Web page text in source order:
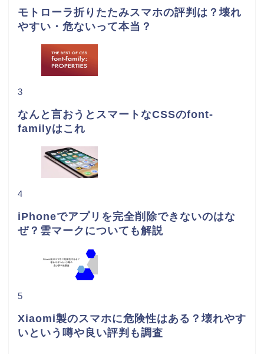
モトローラ折りたたみスマホの評判は？壊れ
やすい・危ないって本当？
3
なんと言おうとスマートなCSSのfont-
familyはこれ
4
iPhoneでアプリを完全削除できないのはな
ぜ？雲マークについても解説
5
Xiaomi製のスマホに危険性はある？壊れやす
いという噂や良い評判も調査